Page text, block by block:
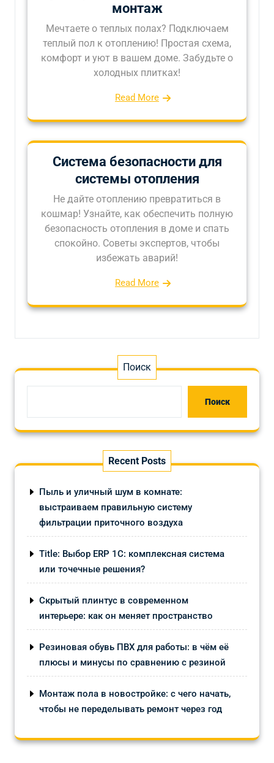
монтаж
Мечтаете о теплых полах? Подключаем
теплый пол к отоплению! Простая схема,
комфорт и уют в вашем доме. Забудьте о
холодных плитках!
Read More
Система безопасности для
системы отопления
Не дайте отоплению превратиться в
кошмар! Узнайте, как обеспечить полную
безопасность отопления в доме и спать
спокойно. Советы экспертов, чтобы
избежать аварий!
Read More
Поиск
Поиск
Recent Posts
Пыль и уличный шум в комнате:
выстраиваем правильную систему
фильтрации приточного воздуха
Title: Выбор ERP 1С: комплексная система
или точечные решения?
Скрытый плинтус в современном
интерьере: как он меняет пространство
Резиновая обувь ПВХ для работы: в чём её
плюсы и минусы по сравнению с резиной
Монтаж пола в новостройке: с чего начать,
чтобы не переделывать ремонт через год